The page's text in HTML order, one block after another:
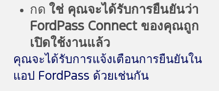
กด ใช่ คุณจะได้รับการยืนยันว่า
FordPass Connect ของคุณถูก
เปิดใช้งานแล้ว
คุณจะได้รับการแจ้งเตือนการยืนยันใน
แอป FordPass ด้วยเช่นกัน